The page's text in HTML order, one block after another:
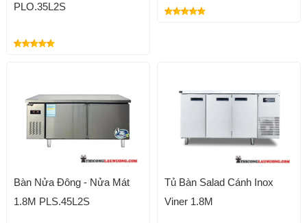
PLO.35L2S
Bàn Nửa Đông - Nửa Mát
1.8M PLS.45L2S
Tủ Bàn Salad Cánh Inox
Viner 1.8M